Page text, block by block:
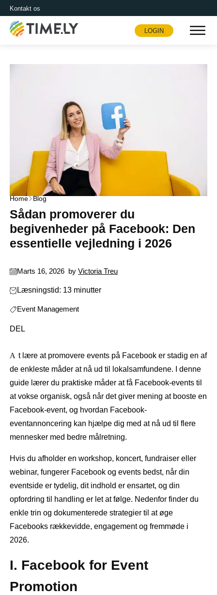
Kontakt os
Timely
LOGIN
Home Blog
Sådan promoverer du
begivenheder på Facebook: Den
essentielle vejledning i 2026
Marts 16, 2026 by Victoria Treu
Læsningstid: 13 minutter
Event Management
DEL
At lære at promovere events på Facebook er stadig en af
​​de enkleste måder at nå ud til lokalsamfundene. I denne
guide lærer du praktiske måder at få Facebook-events til
at vokse organisk, også når det giver mening at booste en
Facebook-event, og hvordan Facebook-
eventannoncering kan hjælpe dig med at nå ud til flere
mennesker med bedre målretning.
Hvis du afholder en workshop, koncert, fundraiser eller
webinar, fungerer Facebook og events bedst, når din
eventside er tydelig, dit indhold er ensartet, og din
opfordring til handling er let at følge. Nedenfor finder du
enkle trin og dokumenterede strategier til at øge
Facebooks rækkevidde, engagement og fremmøde i
2026.
I. Facebook for Event
Promotion